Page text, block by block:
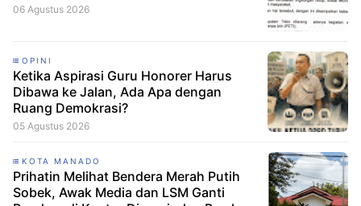
06 Agustus 2026
OPINI
Ketika Aspirasi Guru Honorer Harus
Dibawa ke Jalan, Ada Apa dengan
Ruang Demokrasi?
05 Agustus 2026
KOTA MANADO
Prihatin Melihat Bendera Merah Putih
Sobek, Awak Media dan LSM Ganti